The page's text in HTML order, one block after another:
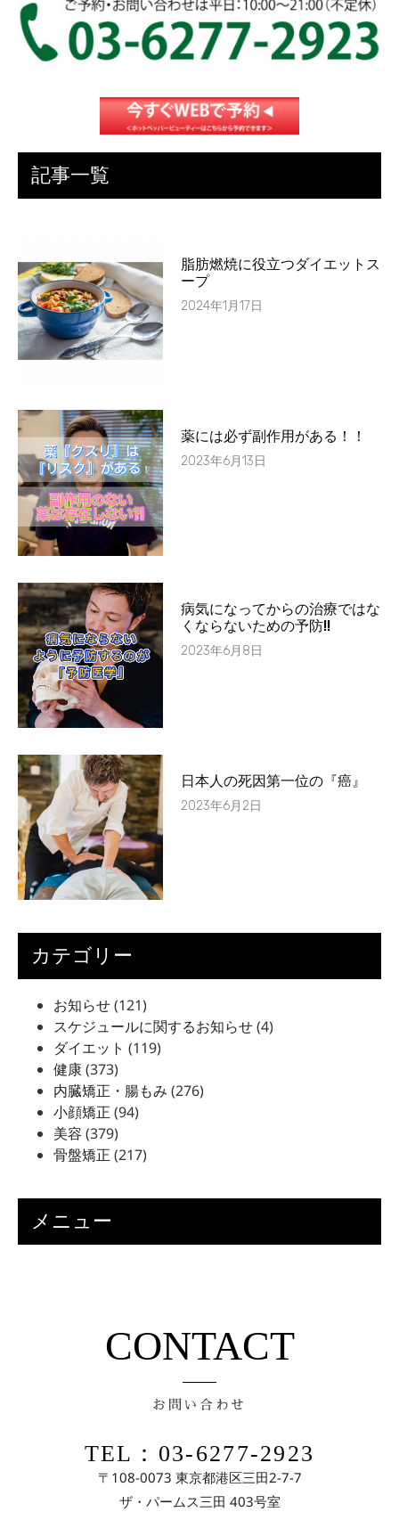
記事一覧
脂肪燃焼に役立つダイエットス
ープ
2024年1月17日
薬には必ず副作用がある！！
2023年6月13日
病気になってからの治療ではな
くならないための予防!!
2023年6月8日
日本人の死因第一位の『癌』
2023年6月2日
カテゴリー
お知らせ(121)
スケジュールに関するお知らせ(4)
ダイエット (119)
健康(373)
内臓矯正・腸もみ (276)
小顔矯正 (94)
美容 (379)
骨盤矯正 (217)
メニュー
CONTACT
お問い合わせ
TEL：03-6277-2923
〒108-0073 東京都港区三田2-7-7
ザ・パームス三田 403号室